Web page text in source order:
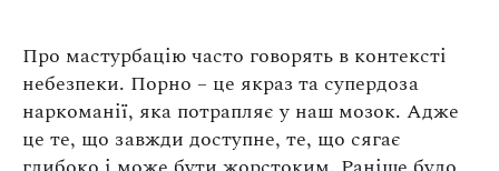
Про мастурбацію часто говорять в контексті
небезпеки. Порно – це якраз та супердоза
наркоманії, яка потрапляє у наш мозок. Адже
це те, що завжди доступне, те, що сягає